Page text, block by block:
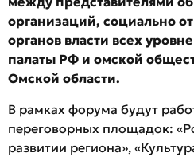
организаций, социально
органов власти всех
палаты РФ и омской
Омской области.
В рамках форума будут
переговорных площадок:
развитии региона»,